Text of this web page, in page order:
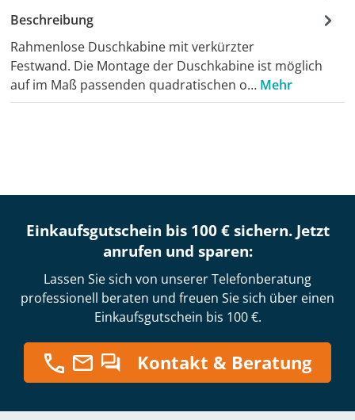
Beschreibung
Rahmenlose Duschkabine mit verkürzter
Festwand. Die Montage der Duschkabine ist möglich
auf im Maß passenden quadratischen o… Mehr
Einkaufsgutschein bis 100 € sichern. Jetzt
anrufen und sparen:
Lassen Sie sich von unserer Telefonberatung
professionell beraten und freuen Sie sich über einen
Einkaufsgutschein bis 100 €.
Kontakt & Beratung